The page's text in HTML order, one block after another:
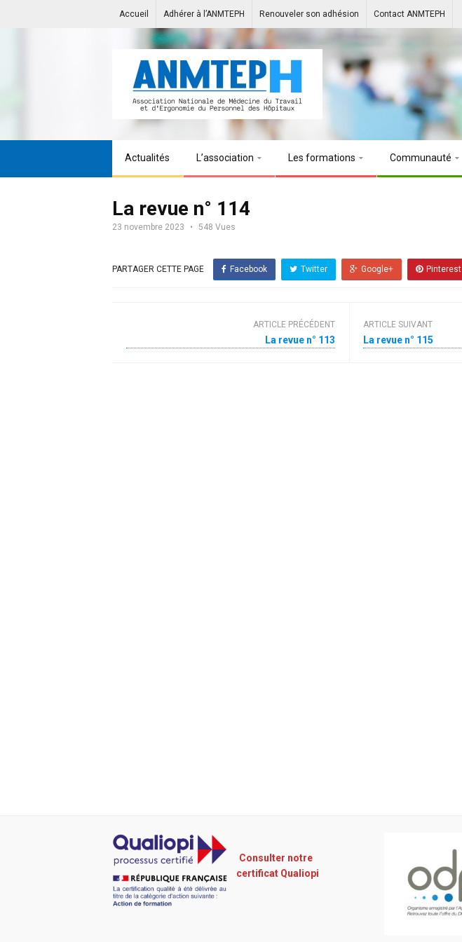
Accueil Adhérer à l’ANMTEPH Renouveler son adhésion Contact ANMTEPH
Actualités L’association Les formations Communauté
La revue n° 114
23 novembre 2023 548 Vues
PARTAGER CETTE PAGE Facebook Twitter Google+ Pinterest
ARTICLE PRÉCÉDENT
La revue n° 113
ARTICLE SUIVANT
La revue n° 115
Consulter notre
certificat Qualiopi